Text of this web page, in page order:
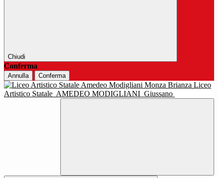
Chiudi
Conferma
Annulla Conferma
Liceo
Artistico Statale AMEDEO MODIGLIANI Giussano